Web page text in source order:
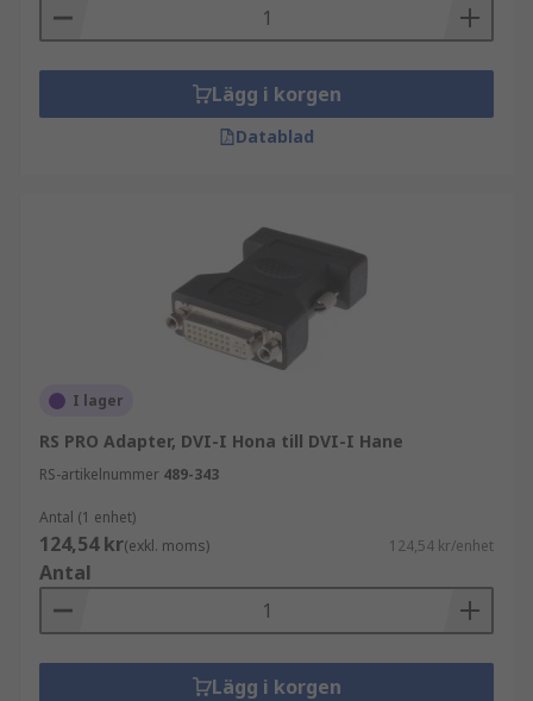
Lägg i korgen
Datablad
I lager
RS PRO Adapter, DVI-I Hona till DVI-I Hane
RS-artikelnummer 489-343
Antal (1 enhet)
124,54 kr(exkl. moms) 124,54 kr/enhet
Antal
Lägg i korgen